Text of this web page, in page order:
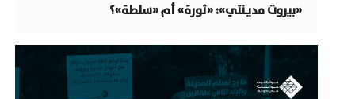
«بيروت مدينتي»: «ثورة» أم «سلطة»؟